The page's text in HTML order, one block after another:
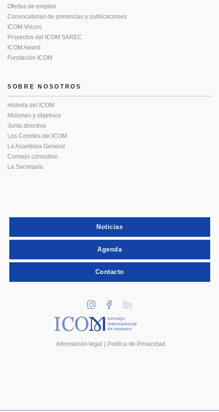
Ofertas de empleo
Convocatorias de ponencias y publicaciones
ICOM Voices
Proyectos del ICOM SAREC
ICOM Award
Fundación ICOM
SOBRE NOSOTROS
Historia del ICOM
Misiones y objetivos
Junta directiva
Los Comités del ICOM
La Asamblea General
Consejo consultivo
La Secretaría
Noticias
Agenda
Contacto
consejo
internacional
de museos
Información legal Politica de Privacidad